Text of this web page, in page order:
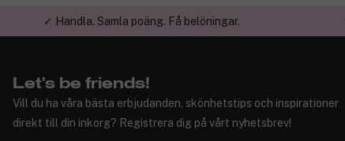
✓ Handla. Samla poäng. Få belöningar.
Let's be friends!
Vill du ha våra bästa erbjudanden, skönhetstips och inspirationer
direkt till din inkorg? Registrera dig på vårt nyhetsbrev!